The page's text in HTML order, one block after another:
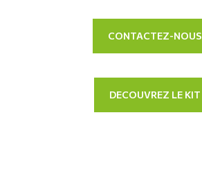
CONTACTEZ-NOUS
DECOUVREZ LE KIT